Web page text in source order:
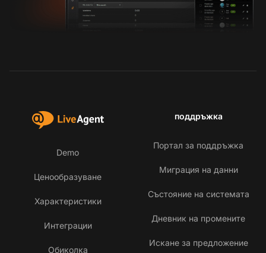
Demo
Ценообразуване
Характеристики
Интеграции
Обиколка
поддръжка
Портал за поддръжка
Миграция на данни
Състояние на системата
Дневник на промените
Искане за предложение